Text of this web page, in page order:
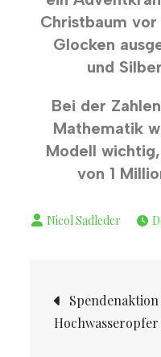
Christbaum vor
Glocken
und
Bei der
Mathematik
Modell
von 1
Hochwasseropfer